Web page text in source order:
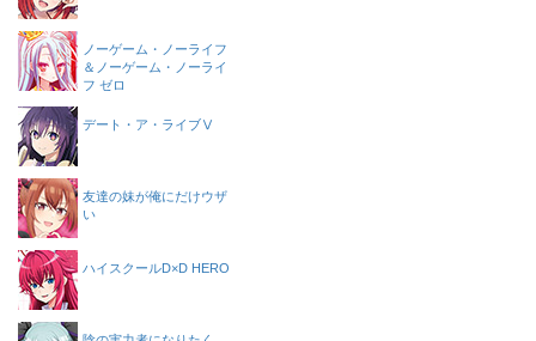
ノーゲーム・ノーライフ
＆ノーゲーム・ノーライ
フ ゼロ
デート・ア・ライブⅤ
友達の妹が俺にだけウザ
い
ハイスクールD×D HERO